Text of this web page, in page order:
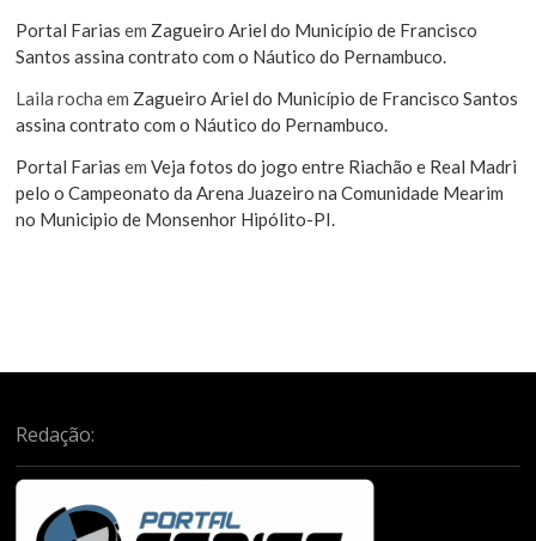
Portal Farias em Zagueiro Ariel do Município de Francisco
Santos assina contrato com o Náutico do Pernambuco.
Laila rocha em Zagueiro Ariel do Município de Francisco Santos
assina contrato com o Náutico do Pernambuco.
Portal Farias emVeja fotos do jogo entre Riachão e Real Madri
pelo o Campeonato da Arena Juazeiro na Comunidade Mearim
no Municipio de Monsenhor Hipólito-PI.
Redação: